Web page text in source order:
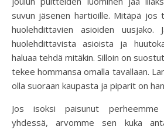
suvun jäsenen hartioille. Mitäpä jos
huolehdittavien asioiden uusjako.
huolehdittavista asioista ja
haluaa tehdä mitäkin. Silloin on
tekee hommansa omalla tavallaan.
olla suoraan kaupasta ja piparit on
Jos isoksi paisunut
yhdessä, arvomme sen kuka